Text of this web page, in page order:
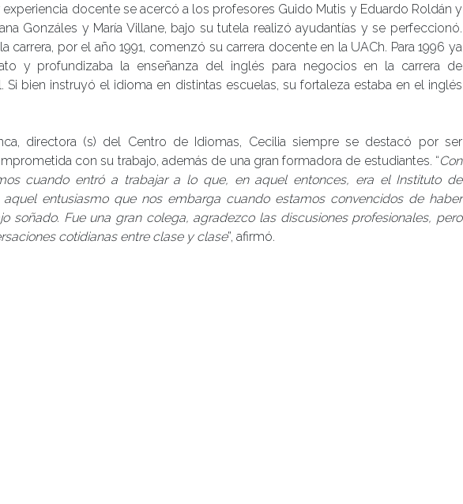
experiencia docente se acercó a los profesores Guido Mutis y Eduardo Roldán y
Gonzáles y María Villane, bajo su tutela realizó ayudantías y se perfeccionó.
carrera, por el año 1991, comenzó su carrera docente en la UACh. Para 1996 ya
y profundizaba la enseñanza del inglés para negocios en la carrera de
Si bien instruyó el idioma en distintas escuelas, su fortaleza estaba en el inglés
directora (s) del Centro de Idiomas, Cecilia siempre se destacó por ser
con su trabajo, además de una gran formadora de estudiantes. “Con
cuando entró a trabajar a lo que, en aquel entonces, era el Instituto de
entusiasmo que nos embarga cuando estamos convencidos de haber
soñado. Fue una gran colega, agradezco las discusiones profesionales, pero
cotidianas entre clase y clase”, afirmó.